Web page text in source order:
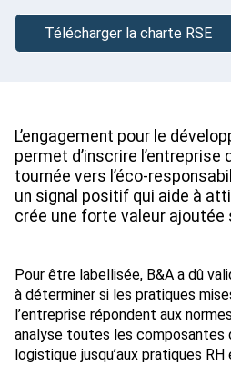
Télécharger la charte RSE
L’engagement pour le
permet d’inscrire l’entreprise
tournée vers l’éco-
un signal positif qui aide à
crée une forte valeur ajoutée
Pour être labellisée, B&A a dû
à déterminer si les pratiques
l’entreprise répondent aux
analyse toutes les composantes
logistique jusqu’aux pratiques